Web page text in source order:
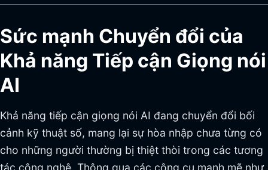
Sức mạnh Chuyển đổi của
Khả năng Tiếp cận Giọng nói
AI
Khả năng tiếp cận giọng nói AI đang chuyển đổi bối
cảnh kỹ thuật số, mang lại sự hòa nhập chưa từng có
cho những người thường bị thiệt thòi trong các tương
tác công nghệ. Thông qua các công cụ mạnh mẽ như